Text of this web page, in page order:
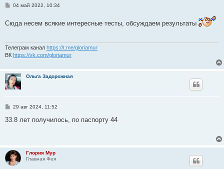
С
б
щ
и
е
04 май 2022, 10:34
Сюда несем всякие интересные тесты, обсуждаем результаты
Телеграм канал https://t.me/gloriamur
ВК https://vk.com/gloriamur
Ольга Задорожная
С
о
и
е
29 авг 2024, 11:52
33.8 лет получилось, по паспорту 44
Глория Мур
Главная Фея